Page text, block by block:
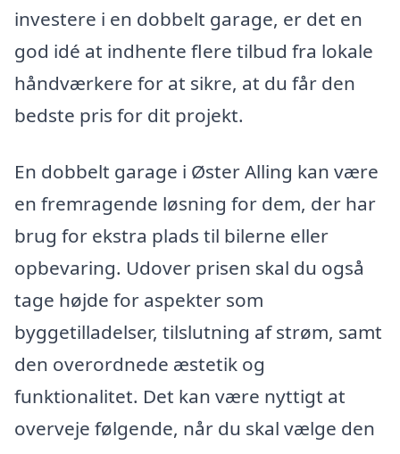
investere i en dobbelt garage, er det en
god idé at indhente flere tilbud fra lokale
håndværkere for at sikre, at du får den
bedste pris for dit projekt.
En dobbelt garage i Øster Alling kan være
en fremragende løsning for dem, der har
brug for ekstra plads til bilerne eller
opbevaring. Udover prisen skal du også
tage højde for aspekter som
byggetilladelser, tilslutning af strøm, samt
den overordnede æstetik og
funktionalitet. Det kan være nyttigt at
overveje følgende, når du skal vælge den